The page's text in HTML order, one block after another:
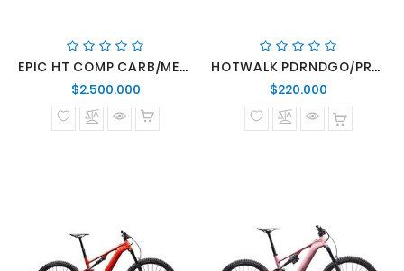
EPIC HT COMP CARB/METWHTSIL
$2.500.000Precio
normal
HOTWALK PDRNDGO/PRPHZ/TEAMYEL 12
$220.000
normal